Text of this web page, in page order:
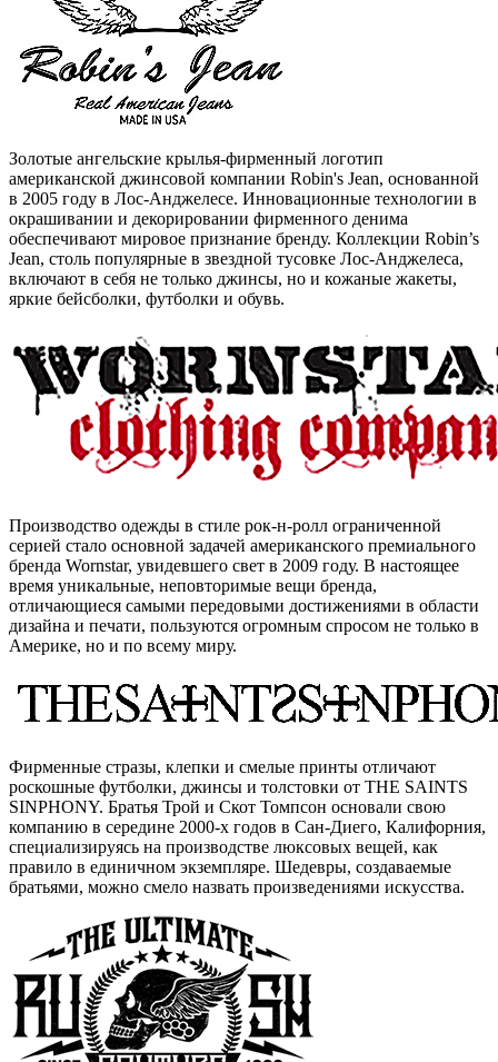
Золотые ангельские крылья-фирменный логотип
американской джинсовой компании Robin's Jean, основанной
в 2005 году в Лос-Анджелесе. Инновационные технологии в
окрашивании и декорировании фирменного денима
обеспечивают мировое признание бренду. Коллекции Robin’s
Jean, столь популярные в звездной тусовке Лос-Анджелеса,
включают в себя не только джинсы, но и кожаные жакеты,
яркие бейсболки, футболки и обувь.
Производство одежды в стиле рок-н-ролл ограниченной
серией стало основной задачей американского премиального
бренда Wornstar, увидевшего свет в 2009 году. В настоящее
время уникальные, неповторимые вещи бренда,
отличающиеся самыми передовыми достижениями в области
дизайна и печати, пользуются огромным спросом не только в
Америке, но и по всему миру.
Фирменные стразы, клепки и смелые принты отличают
роскошные футболки, джинсы и толстовки от THE SAINTS
SINPHONY. Братья Трой и Скот Томпсон основали свою
компанию в середине 2000-х годов в Сан-Диего, Калифорния,
специализируясь на производстве люксовых вещей, как
правило в единичном экземпляре. Шедевры, создаваемые
братьями, можно смело назвать произведениями искусства.